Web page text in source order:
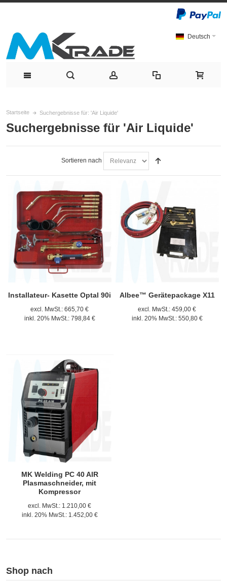
Deutsch
Startseite Suchergebnisse für: 'Air Liquide'
Suchergebnisse für 'Air Liquide'
Sortieren nach
Installateur- Kasette Optal 90i
excl. MwSt.: 665,70 €
inkl. 20% MwSt.: 798,84 €
Albee™ Gerätepackage X11
excl. MwSt.: 459,00 €
inkl. 20% MwSt.: 550,80 €
MK Welding PC 40 AIR
Plasmaschneider, mit
Kompressor
excl. MwSt.: 1.210,00 €
inkl. 20% MwSt.: 1.452,00 €
Shop nach